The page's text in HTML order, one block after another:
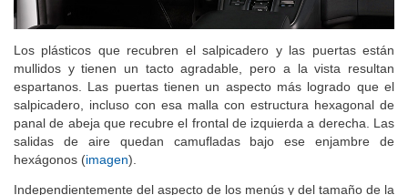
Los plásticos que recubren el salpicadero y las puertas están
mullidos y tienen un tacto agradable, pero a la vista resultan
espartanos. Las puertas tienen un aspecto más logrado que el
salpicadero, incluso con esa malla con estructura hexagonal de
panal de abeja que recubre el frontal de izquierda a derecha. Las
salidas de aire quedan camufladas bajo ese enjambre de
hexágonos (imagen).
Independientemente del aspecto de los menús y del tamaño de la